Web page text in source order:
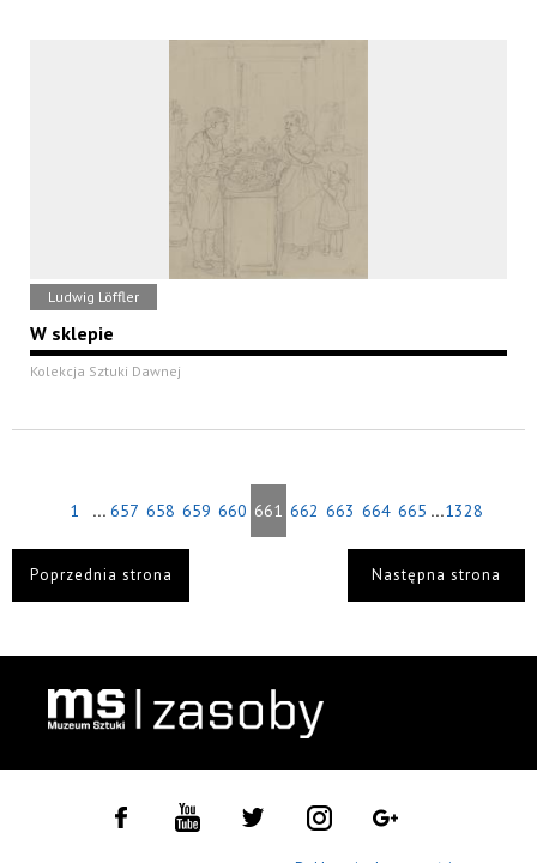
Ludwig Löffler
W sklepie
Kolekcja Sztuki Dawnej
1 ... 657 658 659 660 661 662 663 664 665 ...1328
Poprzednia strona Następna strona